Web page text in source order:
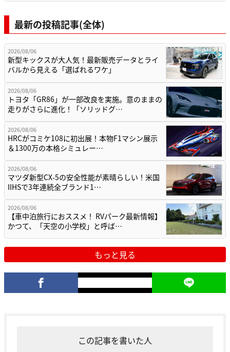
最新の投稿記事(全体)
2026/08/06
新型キックスが大人気！最新販売データとライ
バルから見える「選ばれるワケ」
2026/08/06
トヨタ「GR86」が一部改良を実施。意のままの
走りがさらに進化！「ソリッドグ…
2026/08/06
HRCがコミケ108に初出展！本物F1マシン展示
＆1300万の本格シミュレー…
2026/08/06
マツダ新型CX-5の安全性能が素晴らしい！米国
IIHSで3年連続全ブランド1…
2026/08/06
【車中泊旅行におススメ！ RVパーク最新情報】
かつて、「天空の小学校」と呼ば…
もっと見る
この記事を書いた人